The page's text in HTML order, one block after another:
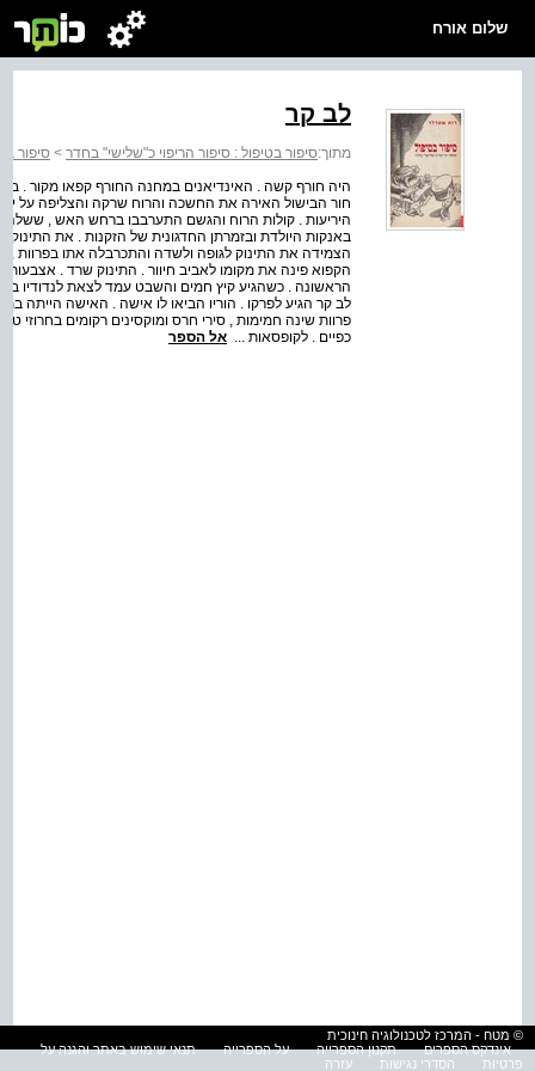
שלום אורח
לב קר
מתוך:סיפור בטיפול : סיפור הריפוי כ"שלישי" בחדר > סיפור
היה חורף קשה . האינדיאנים במחנה החורף קפאו מקור .
חור הבישול האירה את החשכה והרוח שרקה והצליפה על
היריעות . קולות הרוח והגשם התערבבו ברחש האש ,
באנקות היולדת ובזמרתן החדגונית של הזקנות . את
הצמידה את התינוק לגופה ולשדה והתכרבלה אתו בפרוות
הקפוא פינה את מקומו לאביב חיוור . התינוק שרד .
הראשונה . כשהגיע קיץ חמים והשבט עמד לצאת לנדודיו
לב קר הגיע לפרקו . הוריו הביאו לו אישה . האישה הייתה
פרוות שינה חמימות , סירי חרס ומוקסינים רקומים בחרוזי
כפיים . לקופסאות ... אל הספר
© מטח - המרכז לטכנולוגיה חינוכית
אינדקס הספרים
תקנון הספרייה על הספרייה
תנאי שימוש באתר והגנה על
פרטיות
הסדרי נגישות עזרה